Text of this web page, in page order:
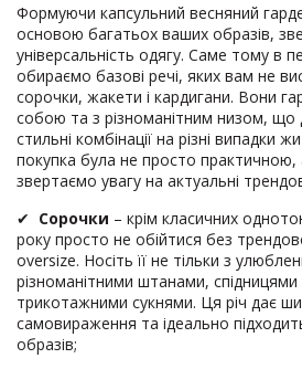
Формуючи капсульний весняний
основою багатьох ваших образів,
універсальність одягу. Саме тому в
обираємо базові речі, яких вам не
сорочки, жакети і кардигани. Вони
собою та з різноманітним низом, що
стильні комбінації на різні випадки
покупка була не просто
звертаємо увагу на актуальні
✔ Сорочки – крім класичних
року просто не обійтися без
oversize. Носіть її не тільки з
різноманітними штанами, спідницями
трикотажними сукнями. Ця річ дає
самовираження та ідеально
образів;